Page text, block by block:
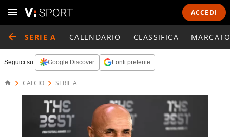
ACCEDI
SERIE A CALENDARIO CLASSIFICA
Seguici su: Google Discover Fonti preferite
CALCIO SERIE A